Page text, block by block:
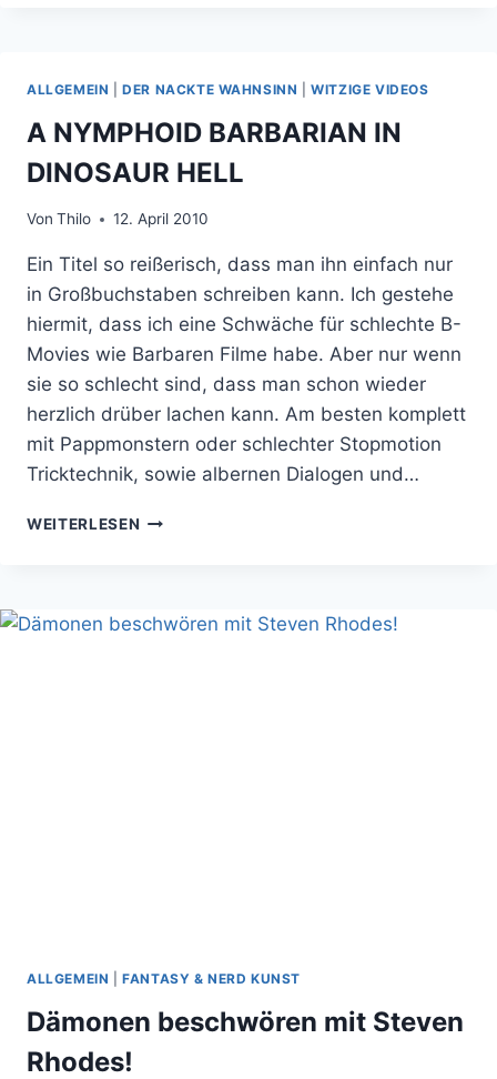
VON
FUTURE
MAN!
ALLGEMEIN |DER NACKTE WAHNSINN |WITZIGE VIDEOS
A NYMPHOID BARBARIAN IN
DINOSAUR HELL
Von Thilo 12. April 2010
Ein Titel so reißerisch, dass man ihn einfach nur
in Großbuchstaben schreiben kann. Ich gestehe
hiermit, dass ich eine Schwäche für schlechte B-
Movies wie Barbaren Filme habe. Aber nur wenn
sie so schlecht sind, dass man schon wieder
herzlich drüber lachen kann. Am besten komplett
mit Pappmonstern oder schlechter Stopmotion
Tricktechnik, sowie albernen Dialogen und…
WEITERLESEN A
DINOSAUR
HELL
ALLGEMEIN |FANTASY & NERD KUNST
Dämonen beschwören mit Steven
Rhodes!